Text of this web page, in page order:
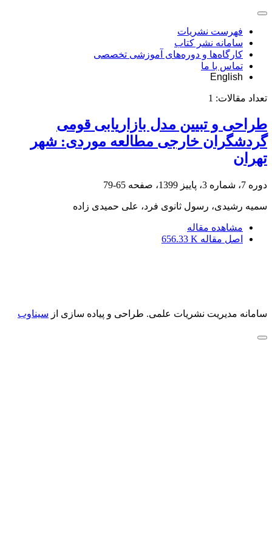
فهرست نشریات
سامانه نشر کتاب
کارگاه‌ها و دوره‌های آموزشی تخصصی
تماس با ما
English
تعداد مقالات: 1
طراحی و تبیین مدل بازاریابی قومی
گردشگران خارجی مطالعه موردی: شهر
تهران
دوره 7، شماره 3، پاییز 1399، صفحه 65-79
سمیه رشیدی، رسول ثانوی فرد، علی حمیدی زاده
مشاهده مقاله
اصل مقاله 656.33 K
سامانه مدیریت نشریات علمی. طراحی و پیاده سازی از سیناوب